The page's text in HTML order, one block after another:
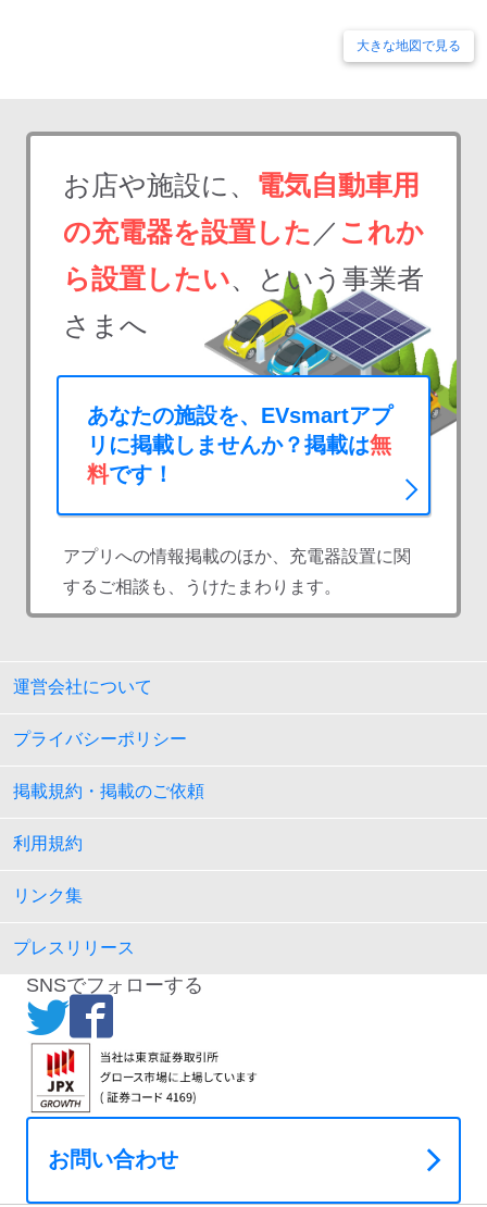
大きな地図で見る
お店や施設に、 電気自動車用
の充電器を設置した ／ これか
ら設置したい、という事業者
さまへ
あなたの施設を、EVsmartアプ
リに掲載しませんか？掲載は無
料です！
アプリへの情報掲載のほか、充電器設置に関
するご相談も、うけたまわります。
運営会社について
プライバシーポリシー
掲載規約・掲載のご依頼
利用規約
リンク集
プレスリリース
SNSでフォローする
お問い合わせ